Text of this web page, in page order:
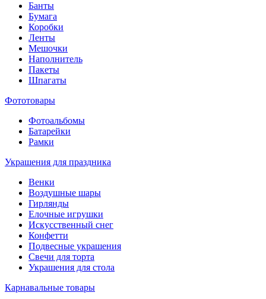
Банты
Бумага
Коробки
Ленты
Мешочки
Наполнитель
Пакеты
Шпагаты
Фототовары
Фотоальбомы
Батарейки
Рамки
Украшения для праздника
Венки
Воздушные шары
Гирлянды
Елочные игрушки
Искусственный снег
Конфетти
Подвесные украшения
Свечи для торта
Украшения для стола
Карнавальные товары